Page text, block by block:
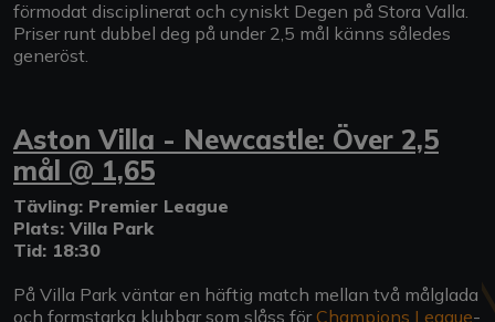
förmodat disciplinerat och cyniskt Degen på Stora Valla.
Priser runt dubbel deg på under 2,5 mål känns således
generöst.
Aston Villa - Newcastle: Över 2,5
mål @ 1,65
Tävling: Premier League
Plats: Villa Park
Tid: 18:30
På Villa Park väntar en häftig match mellan två målglada
och formstarka klubbar som slåss förChampions League-